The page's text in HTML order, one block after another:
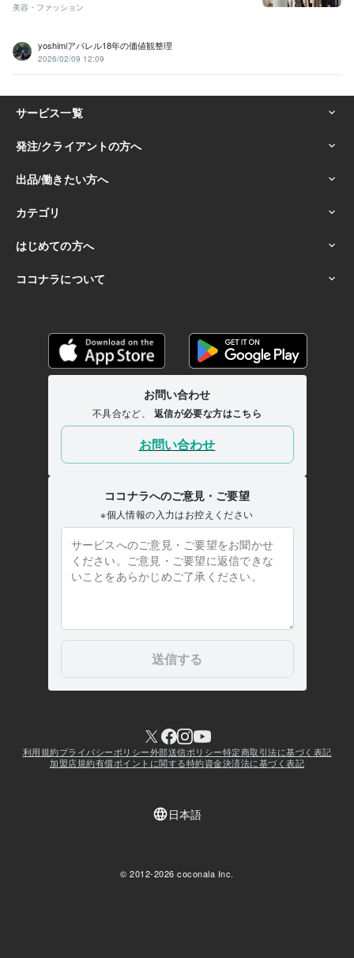
美容・ファッション
yoshimiアパレル18年の価値観整理
2026/02/09 12:09